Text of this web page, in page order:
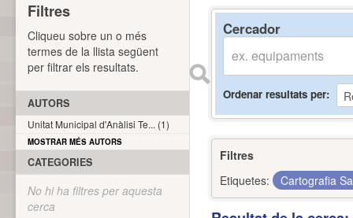
Cercador
Ordenar resultats per
Filtres
Etiquetes:
Cartografia
Filtres
Cliqueu sobre un o més
termes de la llista següent
per filtrar els resultats.
AUTORS
Unitat Municipal d'Anàlisi Te... (1)
MOSTRAR MÉS AUTORS
CATEGORIES
No hi ha filtres per aquesta
cerca